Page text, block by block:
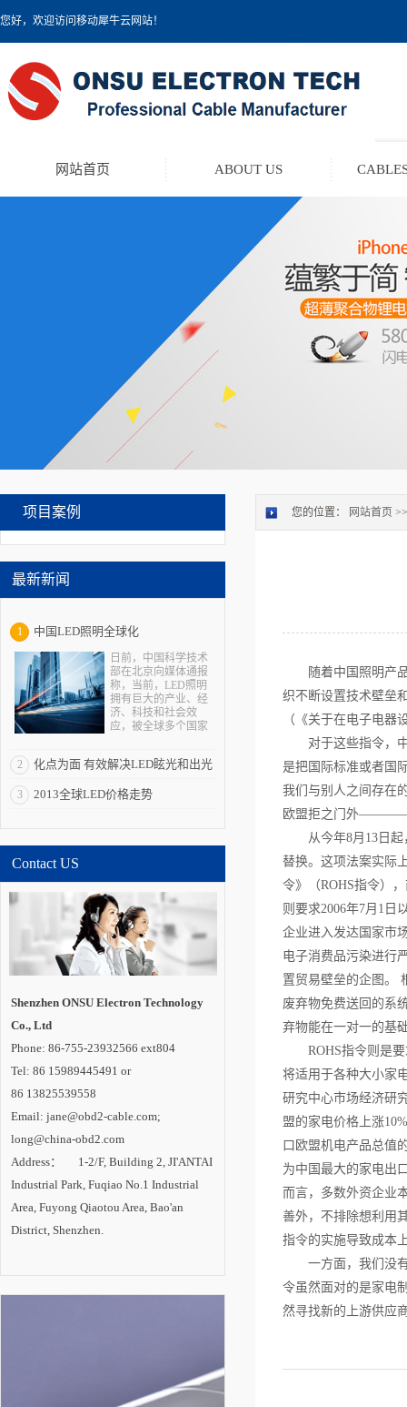
您好，欢迎访问移动犀牛云网站！
网站首页 ABOUT US
项目案例
最新新闻
1 中国LED照明全球化
日前，中国科学技术
部在北京向媒体通报
称，当前，LED照明
拥有巨大的产业、经
济、科技和社会效
应，被全球多个国家
全球性的机会，强化
展所必需的重要一
合作计划，中国半导
学建立海外研发实体
机构“国际开放创新中
心”，并共同培养博士
及博士后。中国还与
德国教研部开展创新
应用、标准检测、示
范工程评价和产品循
巴西、印度、俄罗
斯、南非建立“金砖国
部，共同开展中肯
LED照明技术中心建
命，在照明产业变革
中确立主导地位。随
市场需求的拉动，
新一轮高速增长期，
未来2-3年是半导体照
2 化点为面 有效解决LED眩光和出光
效率低问题
3 2013全球LED价格走势
Contact US
Shenzhen ONSU Electron Technology
Co., Ltd
Phone: 86-755-23932566 ext804
Tel: 86 15989445491 or
86 13825539558
Email: jane@obd2-cable.com;
long@china-obd2.com
Address： 1-2/F, Building 2, JI'ANTAI
Industrial Park, Fuqiao No.1 Industrial
Area, Fuyong Qiaotou Area, Bao'an
District, Shenzhen.
您的位置： 网站首页 >>
随着中国照明产
织不断设置技术壁垒
（《关于在电子电器
对于这些指令，
是把国际标准或者国
我们与别人之间存在
欧盟拒之门外—————
从今年8月13日
替换。这项法案实际
令》（ROHS指令）
则要求2006年7月1日
企业进入发达国家市
电子消费品污染进行
置贸易壁垒的企图。
废弃物免费送回的系
弃物能在一对一的基
ROHS指令则是
将适用于各种大小家
研究中心市场经济研
盟的家电价格上涨
口欧盟机电产品总值
为中国最大的家电出
而言，多数外资企业
善外，不排除想利用
指令的实施导致成本
一方面，我们没
令虽然面对的是家电
然寻找新的上游供应